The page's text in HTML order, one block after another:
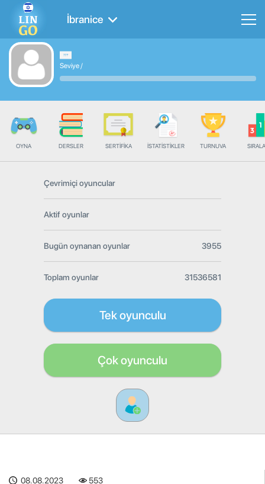
İbranice
Seviye/
OYNA DERSLER SERTIFIKA İSTATISTIKLER TURNUVA
Çevrimiçi oyuncular
Aktif oyunlar
Bugün oynanan oyunlar 3955
Toplam oyunlar 31536581
Tek oyunculu
Çok oyunculu
08.08.2023 553